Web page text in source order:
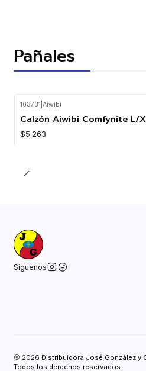
Pañales
103731 Aiwibi
Calzón Aiwibi Comfynite L/
$5.263
Síguenos
2026 Distribuidora José González y
Todos los derechos reservados.